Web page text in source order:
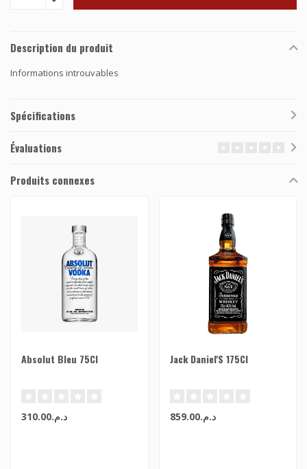
Description du produit
Informations introuvables
Spécifications
Évaluations
Produits connexes
Absolut Bleu 75Cl
د.م.310.00
Jack Daniel'S 175Cl
د.م.859.00